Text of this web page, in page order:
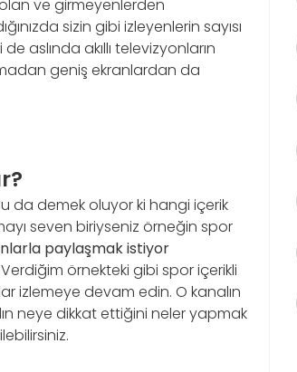
olan ve girmeyenlerden
sizin gibi izleyenlerin sayısı
aslında akıllı televizyonların
geniş ekranlardan da
da demek oluyor ki hangi içerik
seven biriyseniz örneğin spor
paylaşmak istiyor
örnekteki gibi spor içerikli
izlemeye devam edin. O kanalın
neye dikkat ettiğini neler yapmak